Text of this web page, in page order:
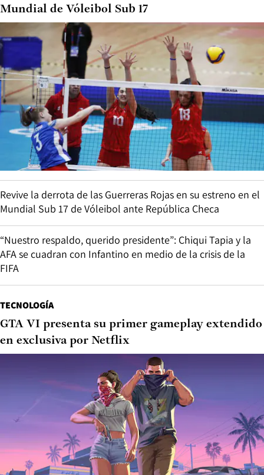
Mundial de Vóleibol Sub 17
Revive la derrota de las Guerreras Rojas en su estreno en el
Mundial Sub 17 de Vóleibol ante República Checa
“Nuestro respaldo, querido presidente”: Chiqui Tapia y la
AFA se cuadran con Infantino en medio de la crisis de la
FIFA
TECNOLOGÍA
GTA VI presenta su primer gameplay extendido
en exclusiva por Netflix